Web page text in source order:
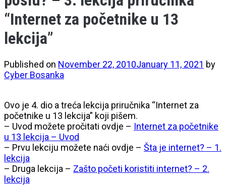
“Internet za početnike u 13
lekcija”
Published on November 22, 2010January 11, 2021 by
Cyber Bosanka
Ovo je 4. dio a treća lekcija priručnika “Internet za
početnike u 13 lekcija” koji pišem.
– Uvod možete pročitati ovdje – Internet za početnike
u 13 lekcija – Uvod
– Prvu lekciju možete naći ovdje – Šta je internet? – 1.
lekcija
– Druga lekcija – Zašto početi koristiti internet? – 2.
lekcija